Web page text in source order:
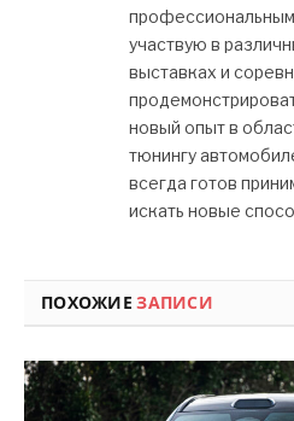
участвую в
выставках и
новый опыт в
тюнингу
всегда готов
искать новые
ПОХОЖИЕЗАПИСИ